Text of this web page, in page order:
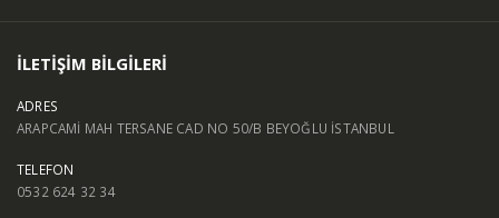
İLETİŞİM BİLGİLERİ
ADRES
ARAPCAMİ MAH TERSANE CAD NO 50/B BEYOĞLU İSTANBUL
TELEFON
0532 624 32 34